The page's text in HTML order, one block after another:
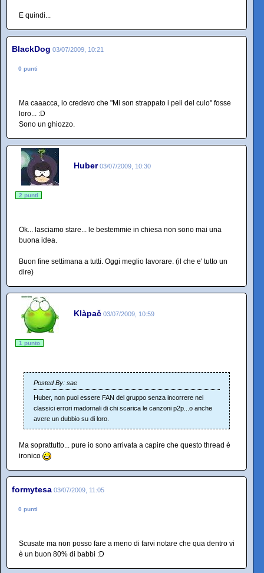
E quindi...
BlackDog 03/07/2009, 10:21
0 punti
Ma caaacca, io credevo che "Mi son strappato i peli del culo" fosse
loro... :D
Sono un ghiozzo.
Huber 03/07/2009, 10:30
2 punti
Ok... lasciamo stare... le bestemmie in chiesa non sono mai una
buona idea.
Buon fine settimana a tutti. Oggi meglio lavorare. (il che e' tutto un
dire)
Klàpač 03/07/2009, 10:59
1 punto
Posted By: sae
Huber, non puoi essere FAN del gruppo senza incorrere nei
classici errori madornali di chi scarica le canzoni p2p...o anche
avere un dubbio su di loro.
Ma soprattutto... pure io sono arrivata a capire che questo thread è
ironico
formytesa 03/07/2009, 11:05
0 punti
Scusate ma non posso fare a meno di farvi notare che qua dentro vi
è un buon 80% di babbi :D